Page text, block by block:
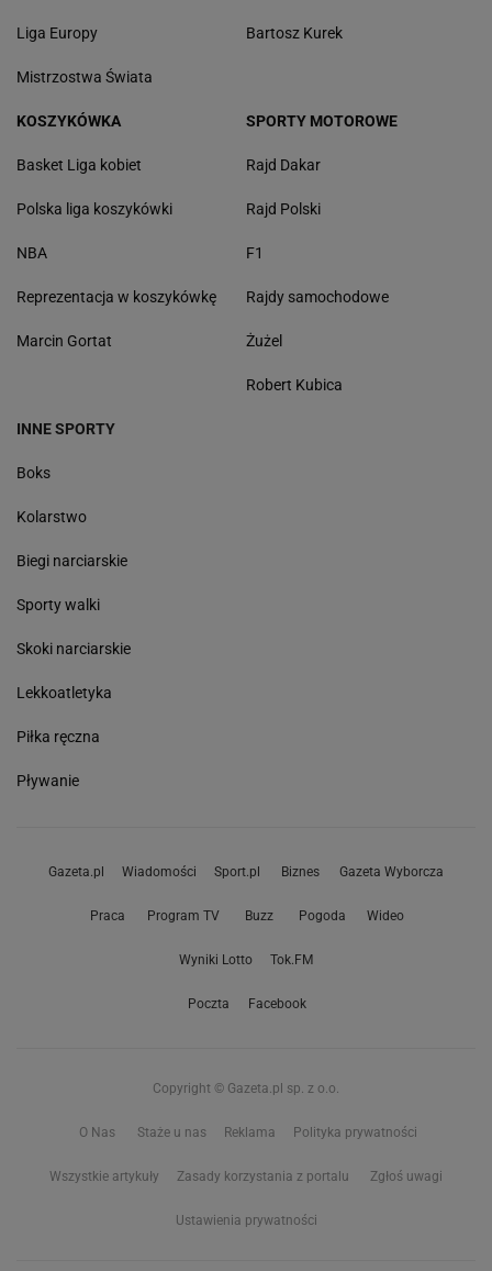
Liga Europy
Mistrzostwa Świata
Bartosz Kurek
KOSZYKÓWKA
Basket Liga kobiet
Polska liga koszykówki
NBA
Reprezentacja w koszykówkę
Marcin Gortat
SPORTY MOTOROWE
Rajd Dakar
Rajd Polski
F1
Rajdy samochodowe
Żużel
Robert Kubica
INNE SPORTY
Boks
Kolarstwo
Biegi narciarskie
Sporty walki
Skoki narciarskie
Lekkoatletyka
Piłka ręczna
Pływanie
Gazeta.pl Wiadomości Sport.pl Biznes Gazeta Wyborcza
Praca Program TV Buzz Pogoda Wideo
Wyniki Lotto Tok.FM
Poczta Facebook
Copyright © Gazeta.pl sp. z o.o.
O Nas Staże u nas Reklama Polityka prywatności
Wszystkie artykuły Zasady korzystania z portalu Zgłoś uwagi
Ustawienia prywatności